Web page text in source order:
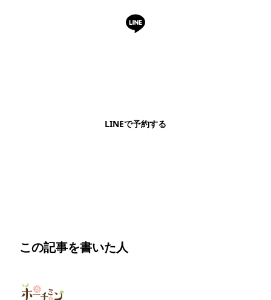
LINEで予約する
この記事を書いた人